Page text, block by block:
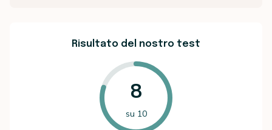
Risultato del nostro test
8
su 10